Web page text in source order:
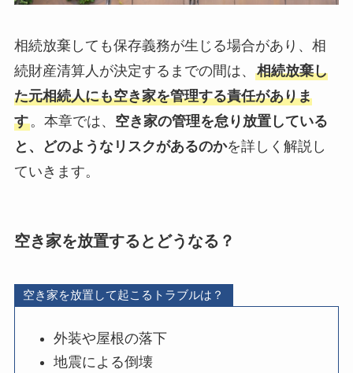
相続放棄しても保存義務が生じる場合があり、相
続財産清算人が決定するまでの間は、 相続放棄し
た元相続人にも空き家を管理する責任がありま
す。本章では、 空き家の管理を怠り放置している
と、どのようなリスクがあるのかを詳しく解説し
ていきます。
空き家を放置するとどうなる？
空き家を放置して起こるトラブルは？
外装や屋根の落下
地震による倒壊